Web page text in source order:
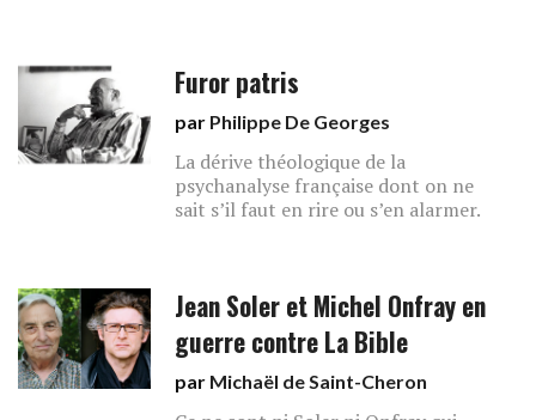
Furor patris
par Philippe De Georges
La dérive théologique de la
psychanalyse française dont on ne
sait s’il faut en rire ou s’en alarmer.
Jean Soler et Michel Onfray en
guerre contre La Bible
par Michaël de Saint-Cheron